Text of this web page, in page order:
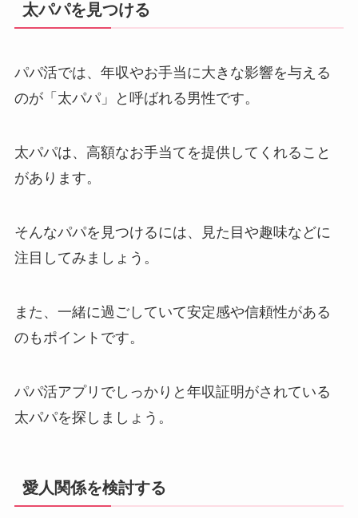
太パパを見つける
パパ活では、年収やお手当に大きな影響を与える
のが「太パパ」と呼ばれる男性です。
太パパは、高額なお手当てを提供してくれること
があります。
そんなパパを見つけるには、見た目や趣味などに
注目してみましょう。
また、一緒に過ごしていて安定感や信頼性がある
のもポイントです。
パパ活アプリでしっかりと年収証明がされている
太パパを探しましょう。
愛人関係を検討する